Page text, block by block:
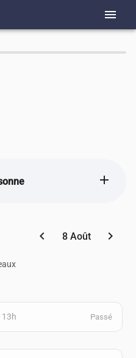
menu
add
chevron_left 8 Août chevron_right
13h Passé